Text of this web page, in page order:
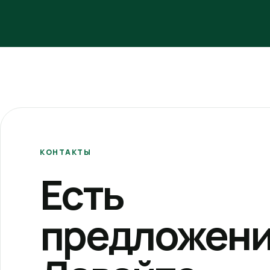
КОНТАКТЫ
Есть